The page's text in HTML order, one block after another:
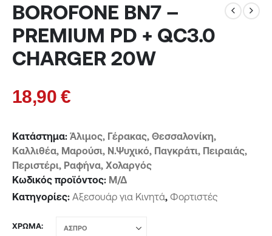
BOROFONE BN7 –
PREMIUM PD + QC3.0
CHARGER 20W
18,90€
Κατάστημα: Άλιμος, Γέρακας, Θεσσαλονίκη,
Καλλιθέα, Μαρούσι, Ν.Ψυχικό, Παγκράτι, Πειραιάς,
Περιστέρι, Ραφήνα, Χολαργός
Κωδικός προϊόντος: Μ/Δ
Κατηγορίες: Αξεσουάρ για Κινητά, Φορτιστές
ΧΡΏΜΑ